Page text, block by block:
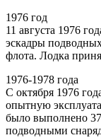
1976 год
11 августа 1976
эскадры
флота. Лодка
1976-1978 года
С октября 1976
опытную
было выполнено
подводными